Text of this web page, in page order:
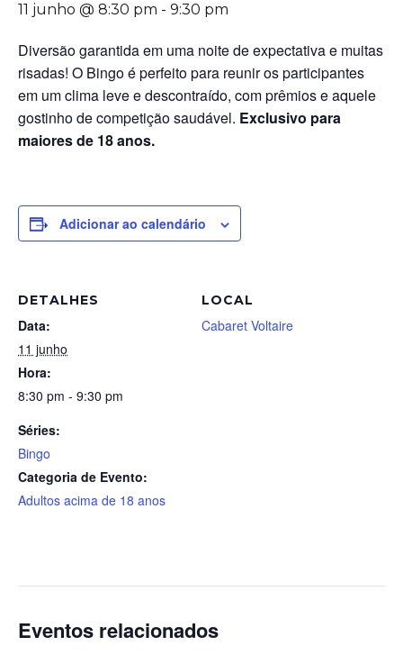
11 junho @ 8:30 pm - 9:30 pm
Diversão garantida em uma noite de expectativa e muitas
risadas! O Bingo é perfeito para reunir os participantes
em um clima leve e descontraído, com prêmios e aquele
gostinho de competição saudável. Exclusivo para
maiores de 18 anos.
Adicionar ao calendário
DETALHES
Data:
11 junho
Hora:
8:30 pm - 9:30 pm
Séries:
Bingo
Categoria de Evento:
Adultos acima de 18 anos
LOCAL
Cabaret Voltaire
Eventos relacionados